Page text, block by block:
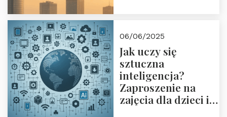
06/06/2025
Jak uczy się
sztuczna
inteligencja?
Zaproszenie na
zajęcia dla dzieci i